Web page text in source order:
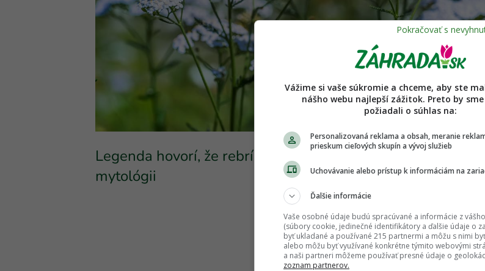
Legenda hovorí, že rebríček mal významné miesto v gréckej
mytológii
Vážime si vaše súkromie a chceme, aby ste
nášho webu najlepší zážitok. Preto by
požiadali o súhlas na:
Personalizovaná reklama a obsah, meranie
prieskum cieľových skupín a vývoj služieb
Uchovávanie alebo prístup k informáciám na
Ďalšie informácie
Vaše osobné údaje budú spracúvané a informácie z
(súbory cookie, jedinečné identifikátory a ďalšie údaje o
byť ukladané a používané 215 partnermi a môžu s nimi
alebo môžu byť využívané konkrétne týmito webovými
a naši partneri môžeme používať presné údaje o
zoznam partnerov.